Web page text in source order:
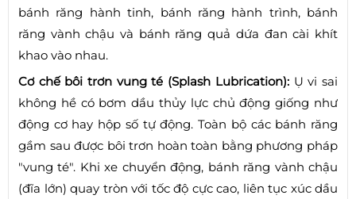
bánh răng hành tinh, bánh răng hành trình, bánh
răng vành chậu và bánh răng quả dứa đan cài khít
khao vào nhau.
Cơ chế bôi trơn vung té (Splash Lubrication):Ụ vi sai
không hề có bơm dầu thủy lực chủ động giống như
động cơ hay hộp số tự động. Toàn bộ các bánh răng
gầm sau được bôi trơn hoàn toàn bằng phương pháp
"vung té". Khi xe chuyển động, bánh răng vành chậu
(đĩa lớn) quay tròn với tốc độ cực cao, liên tục xúc dầu